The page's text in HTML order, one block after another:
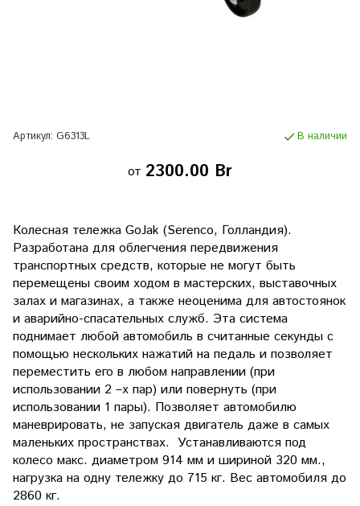
Артикул: G6313L В наличии
от 2300.00 Br
Колесная тележка GoJak (Serenco, Голландия).
Разработана для облегчения передвижения
транспортных средств, которые не могут быть
перемещены своим ходом в мастерских, выставочных
залах и магазинах, а также неоценима для автостоянок
и аварийно-спасательных служб. Эта система
поднимает любой автомобиль в считанные секунды с
помощью нескольких нажатий на педаль и позволяет
переместить его в любом направлении (при
использовании 2 –х пар) или повернуть (при
использовании 1 пары). Позволяет автомобилю
маневрировать, не запуская двигатель даже в самых
маленьких пространствах. Устанавливаются под
колесо макс. диаметром 914 мм и шириной 320 мм.,
нагрузка на одну тележку до 715 кг. Вес автомобиля до
2860 кг.